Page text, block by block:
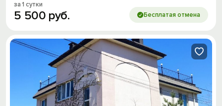
за 1 сутки
5 500 руб. Бесплатая отмена